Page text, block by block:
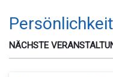
NÄCHSTE